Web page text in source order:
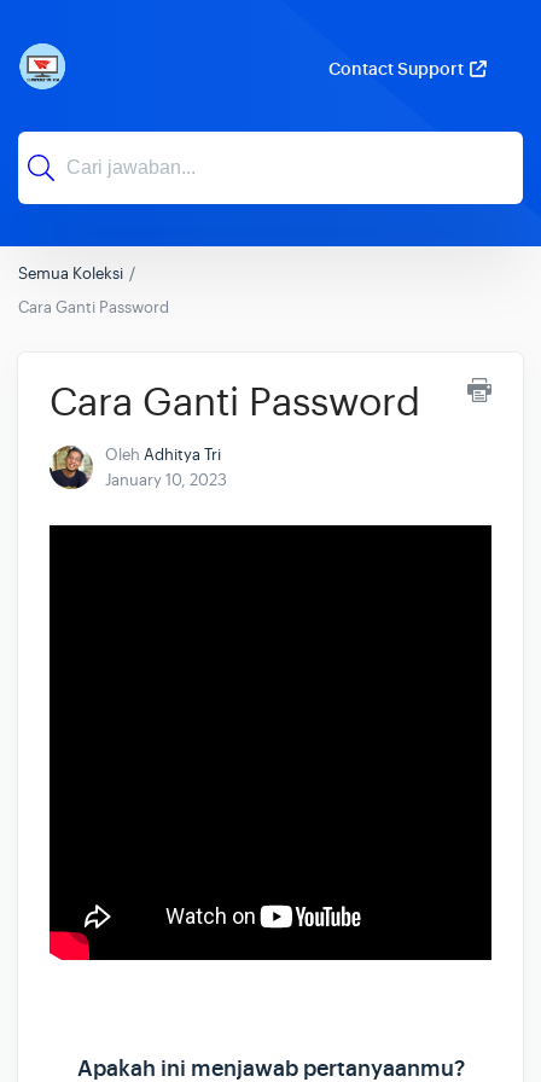
Contact Support
Semua Koleksi
Cara Ganti Password
Cara Ganti Password
Oleh Adhitya Tri
January 10, 2023
Apakah ini menjawab pertanyaanmu?